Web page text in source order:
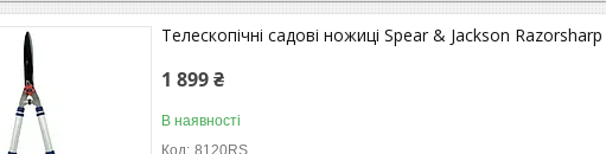
Телескопічні садові ножиці Spear & Jackson
1 899 ₴
В наявності
8120RS